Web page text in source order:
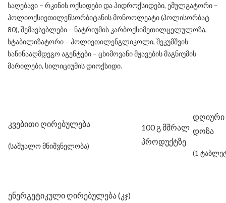
საღებავი – რკინის ოქსიდები და ჰიდროქსიდები, ემულგატორი –
პოლიოქსიეთილენსორბიტანის მონოოლეატი (პოლისორბატ
80), შემავსებლები – ნატრიუმის კარბოქსიმეთილცელულოზა,
სტაბილიზატორი – პოლიეთილენგლიკოლი, შეკუმშვის
საწინააღმდეგო აგენტები – ცხიმოვანი მჟავების მაგნიუმის
მარილები, სილიციუმის დიოქსიდი.
კვებითი ღირებულება
(საშუალო მნიშვნელობა)
100 გ მშრალ
პროდუქტზე
დღიური
დოზა
(1
ენერგეტიკული ღირებულება (კჯ)